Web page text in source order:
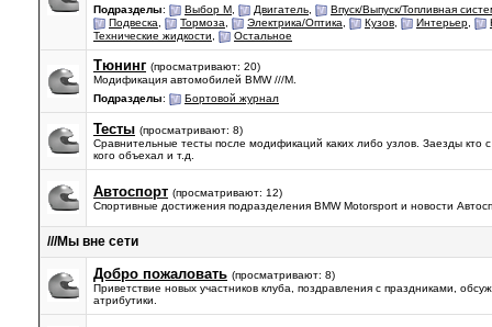
Подразделы: Выбор М Двигатель
Впуск/Выпуск/Топливная
Подвеска
Тормоза Электрика/Оптика Кузов Интерьер
Технические жидкости
Остальное
Тюнинг (просматривают: 20)
Модификация автомобилей BMW ///M.
Подразделы: Бортовой журнал
Тесты (просматривают: 8)
Сравнительные тесты после модификаций каких либо узлов. Заезды кто
кого объехал и т.д.
Автоспорт (просматривают: 12)
Спортивные достижения подразделения BMW Motorsport и новости
///Mы вне сети
Добро пожаловать (просматривают: 8)
Приветствие новых участников клуба, поздравления с праздниками,
атрибутики.